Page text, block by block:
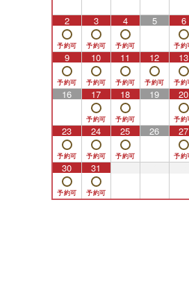
2 3 4 5 6
9 10 11 12 13
16 17 18 19 20
23 24 25 26 27
30 31